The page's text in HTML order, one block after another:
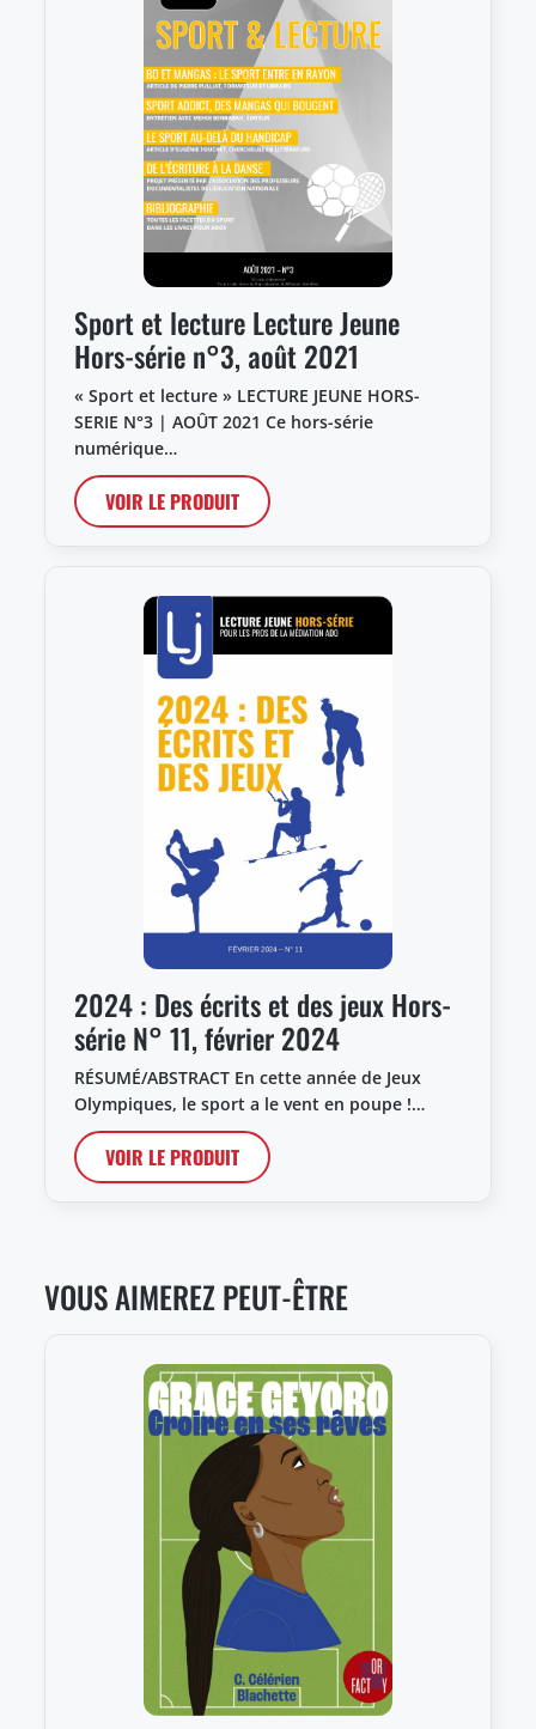
Sport et lecture Lecture Jeune
Hors-série n°3, août 2021
« Sport et lecture » LECTURE JEUNE HORS-
SERIE N°3 | AOÛT 2021 Ce hors-série
numérique…
VOIR LE PRODUIT
2024 : Des écrits et des jeux Hors-
série N° 11, février 2024
RÉSUMÉ/ABSTRACT En cette année de Jeux
Olympiques, le sport a le vent en poupe !…
VOIR LE PRODUIT
VOUS AIMEREZ PEUT-ÊTRE